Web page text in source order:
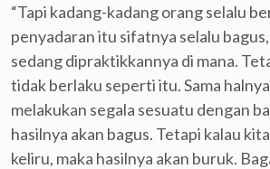
“Tapi kadang-kadang orang selalu
penyadaran itu sifatnya selalu
sedang dipraktikkannya di mana.
tidak berlaku seperti itu. Sama
melakukan segala sesuatu dengan
hasilnya akan bagus. Tetapi kalau
keliru, maka hasilnya akan buruk.